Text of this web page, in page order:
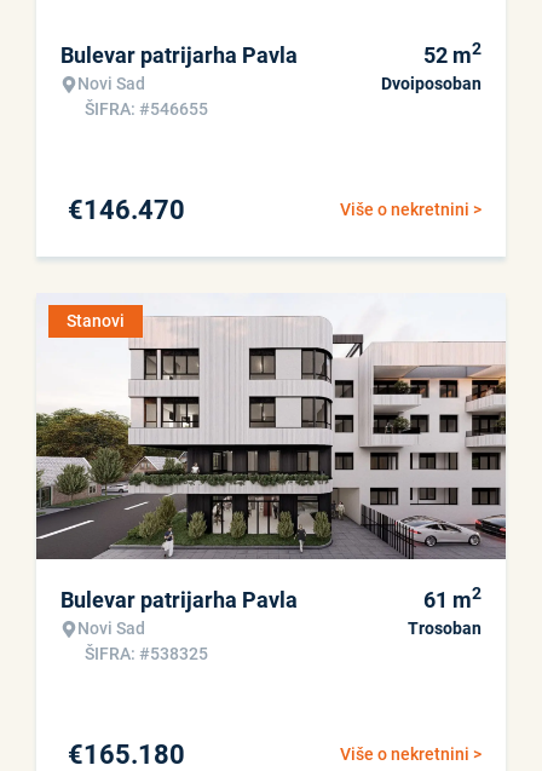
Bulevar patrijarha Pavla
Novi Sad
ŠIFRA: #546655
52 m2
Dvoiposoban
Više o nekretnini >
€146.470
Stanovi
Bulevar patrijarha Pavla
Novi Sad
ŠIFRA: #538325
61 m2
Trosoban
Više o nekretnini >
€165.180